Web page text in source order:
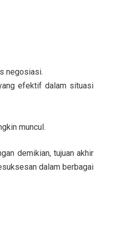
negosiasi.
efektif dalam situasi
muncul.
demikian, tujuan akhir
dalam berbagai